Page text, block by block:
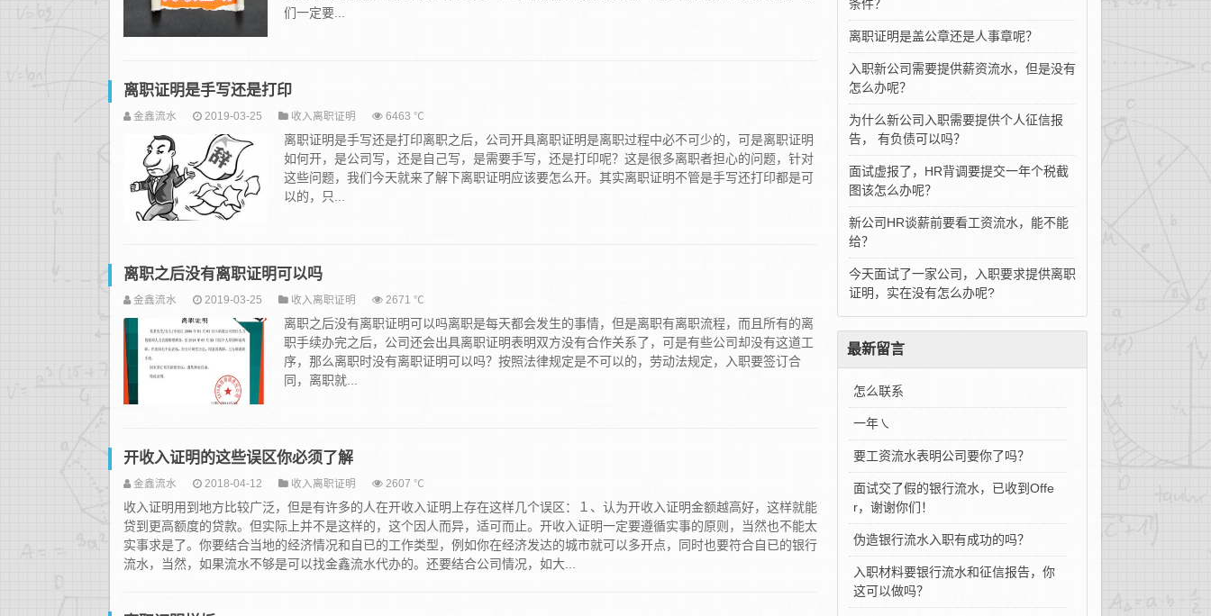
们一定要...
离职证明是手写还是打印
金鑫流水 2019-03-25 收入离职证明 6463 ℃
离职证明是手写还是打印离职之后，公司开具离职证明是离职过程中必不可少的，可是离职证明
如何开，是公司写，还是自己写，是需要手写，还是打印呢？这是很多离职者担心的问题，针对
这些问题，我们今天就来了解下离职证明应该要怎么开。其实离职证明不管是手写还打印都是可
以的，只...
离职之后没有离职证明可以吗
金鑫流水 2019-03-25 收入离职证明 2671 ℃
离职之后没有离职证明可以吗离职是每天都会发生的事情，但是离职有离职流程，而且所有的离
职手续办完之后，公司还会出具离职证明表明双方没有合作关系了，可是有些公司却没有这道工
序，那么离职时没有离职证明可以吗？按照法律规定是不可以的，劳动法规定，入职要签订合
同，离职就...
开收入证明的这些误区你必须了解
金鑫流水 2018-04-12 收入离职证明 2607 ℃
收入证明用到地方比较广泛，但是有许多的人在开收入证明上存在这样几个误区：１、认为开收入证明金额越高好，这样就能
贷到更高额度的贷款。但实际上并不是这样的，这个因人而异，适可而止。开收入证明一定要遵循实事的原则，当然也不能太
实事求是了。你要结合当地的经济情况和自已的工作类型，例如你在经济发达的城市就可以多开点，同时也要符合自已的银行
流水，当然，如果流水不够是可以找金鑫流水代办的。还要结合公司情况，如大...
条件？
离职证明是盖公章还是人事章呢？
入职新公司需要提供薪资流水，但是没有
怎么办呢？
为什么新公司入职需要提供个人征信报
告， 有负债可以吗？
面试虚报了，HR背调要提交一年个税截
图该怎么办呢？
新公司HR谈薪前要看工资流水，能不能
给？
今天面试了一家公司，入职要求提供离职
证明，实在没有怎么办呢?
最新留言
怎么联系
一年㇏
要工资流水表明公司要你了吗？
面试交了假的银行流水，已收到Offe
r，谢谢你们！
伪造银行流水入职有成功的吗？
入职材料要银行流水和征信报告，你
这可以做吗？